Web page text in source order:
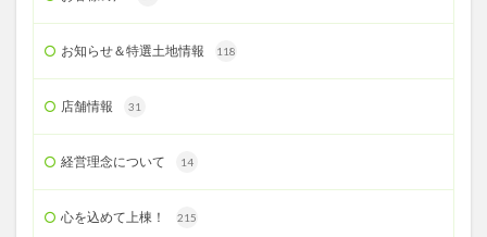
お知らせ＆特選土地情報 118
店舗情報 31
経営理念について 14
心を込めて上棟！ 215